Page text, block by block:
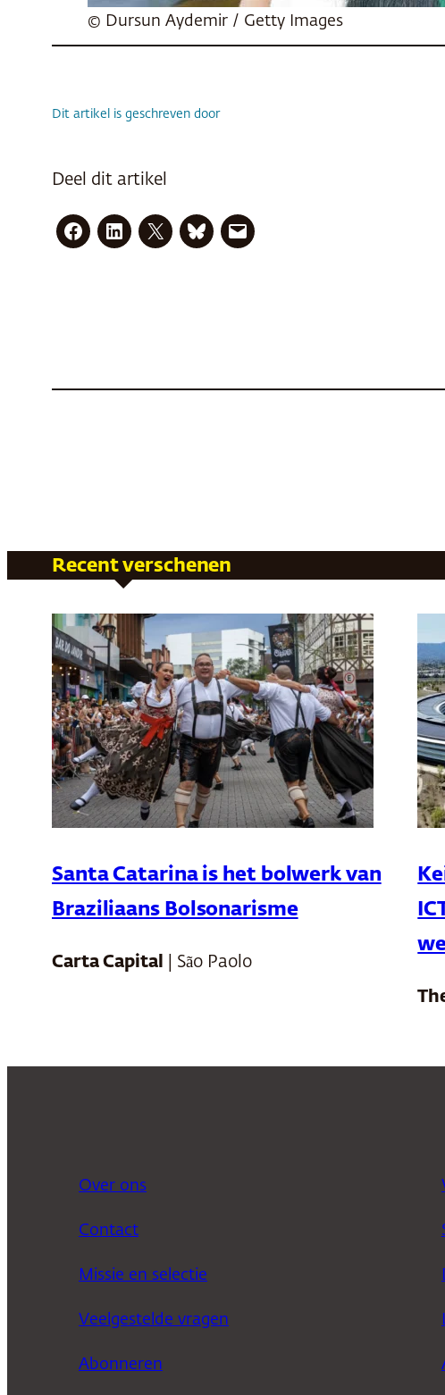
© Dursun Aydemir / Getty Images
Dit artikel is geschreven door
Deel dit artikel
Recent verschenen
Santa Catarina is het bolwerk van
Braziliaans Bolsonarisme
Carta Capital | São Paolo
Over ons
Contact
Missie en selectie
Veelgestelde vragen
Abonneren